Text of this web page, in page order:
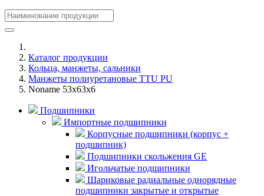
Каталог продукции
Кольца, манжеты, сальники
Манжеты полиуретановые TTU PU
Noname 53x63x6
Подшипники
Импортные подшипники
Корпусные подшипники (корпус +
подшипник)
Подшипники скольжения GE
Игольчатые подшипники
Шариковые радиальные однорядные
подшипники закрытые и открытые